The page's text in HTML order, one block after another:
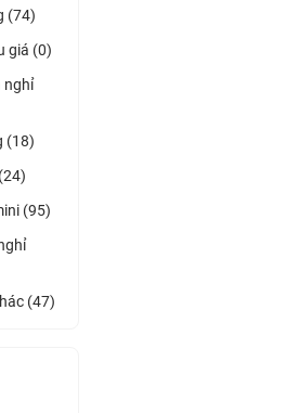
(74)
giá (0)
nghỉ
(18)
(95)
(47)